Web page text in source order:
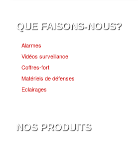
QUE FAISONS-NOUS?
Alarmes
Vidéos surveillance
Coffres-fort
Matériels de défenses
Eclairages
NOS PRODUITS